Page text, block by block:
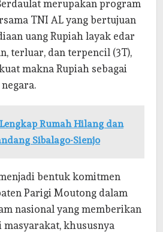
merupakan program
TNI AL yang bertujuan
uang Rupiah layak edar
terluar, dan terpencil (3T),
makna Rupiah sebagai
Rumah Hilang dan
Sibalago-Sienjo
bentuk komitmen
Parigi Moutong dalam
nasional yang memberikan
masyarakat, khususnya